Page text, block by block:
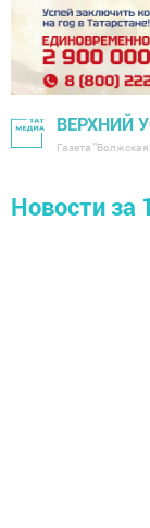
ВЕРХНИЙ
Газета
Новости за